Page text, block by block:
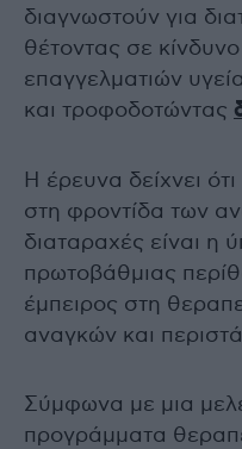
διαγνωστούν για
θέτοντας σε
επαγγελματιών
και τροφοδοτώντας
Η έρευνα δείχνει
στη φροντίδα των
διαταραχές είναι η
πρωτοβάθμιας
έμπειρος στη
αναγκών και
Σύμφωνα με μια
προγράμματα